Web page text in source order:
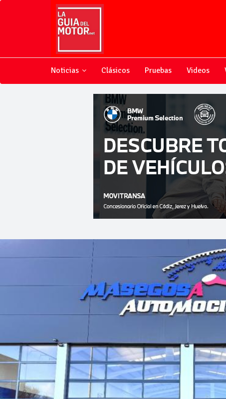
Noticias Clásicos Pruebas Videos